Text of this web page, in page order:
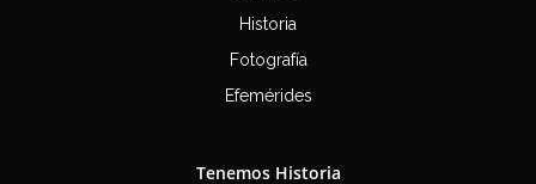
Historia
Fotografía
Efemérides
Tenemos Historia